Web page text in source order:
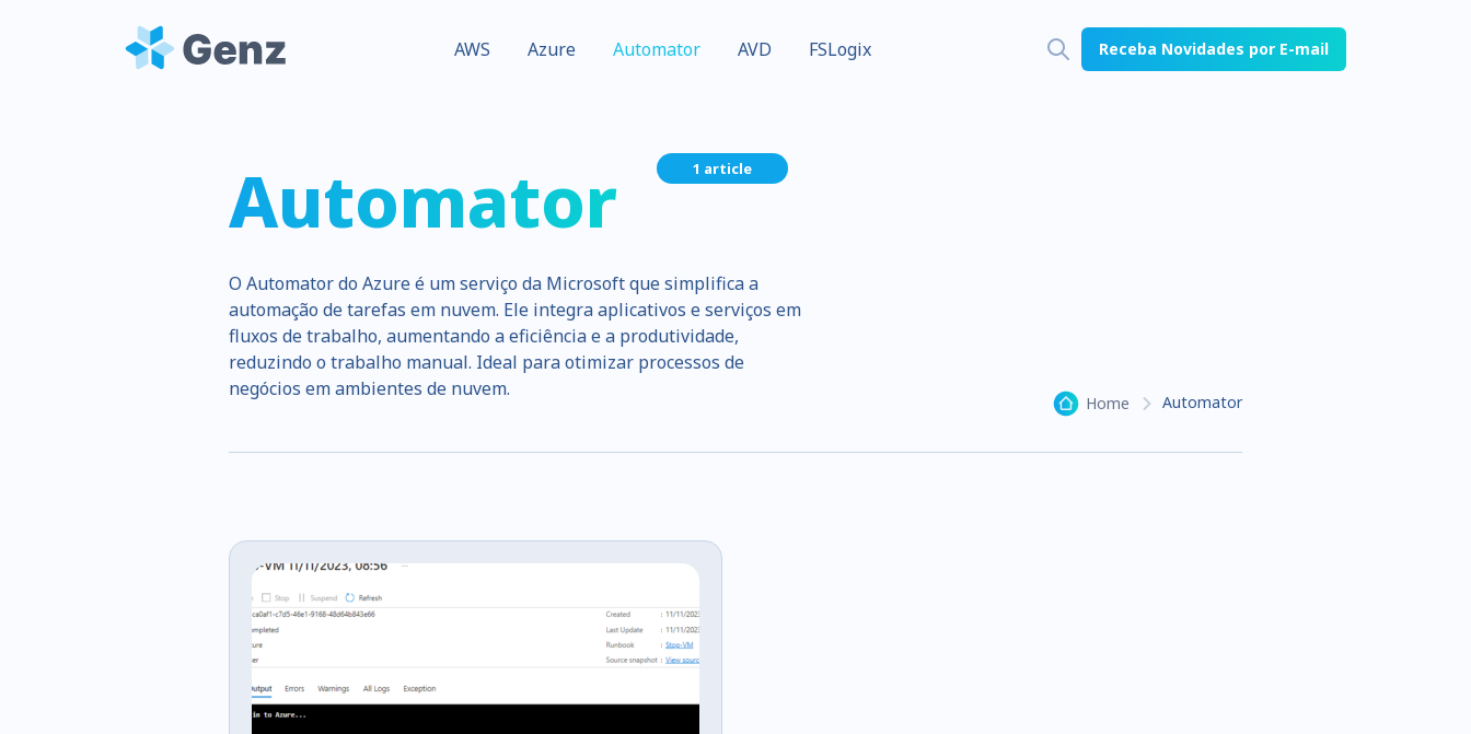
AWS Azure Automator AVD FSLogix Receba Novidades por E-mail
Automator 1 article
O Automator do Azure é um serviço da Microsoft que simplifica a
automação de tarefas em nuvem. Ele integra aplicativos e serviços em
fluxos de trabalho, aumentando a eficiência e a produtividade,
reduzindo o trabalho manual. Ideal para otimizar processos de
negócios em ambientes de nuvem.
Home Automator